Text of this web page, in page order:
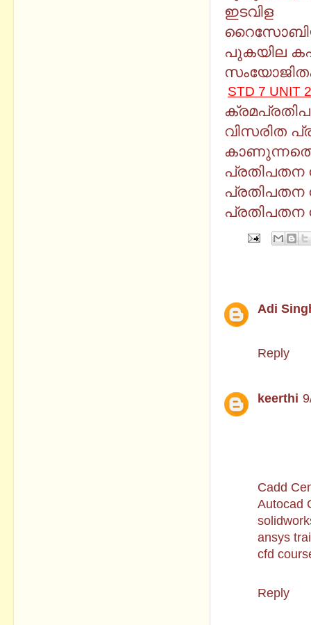
ഇടവിള
പുകയില
STD 7 UNIT 2
വിസരിത
പ്രതിപതന
പ്രതിപതന
പ്രതിപതന
Adi
Reply
keerthi
Cadd
Autocad
ansys
cfd
Reply